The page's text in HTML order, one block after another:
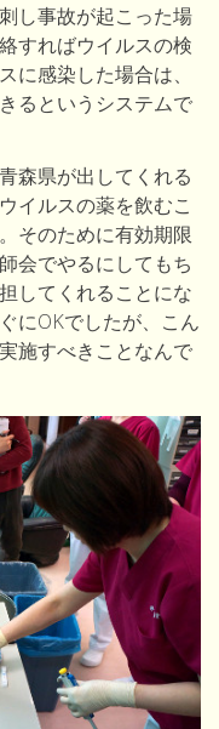
し事故が起こった場
すればウイルスの検
に感染した場合は、
るというシステムで
森県が出してくれる
イルスの薬を飲むこ
そのために有効期限
会でやるにしてもち
してくれることにな
にOKでしたが、こん
施すべきことなんで